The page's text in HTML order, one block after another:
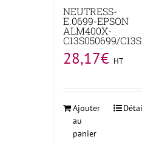
NEUTRESS-
E.0699-EPSON
ALM400X-
C13S050699/
28,17€ HT
Ajouter
au
panier